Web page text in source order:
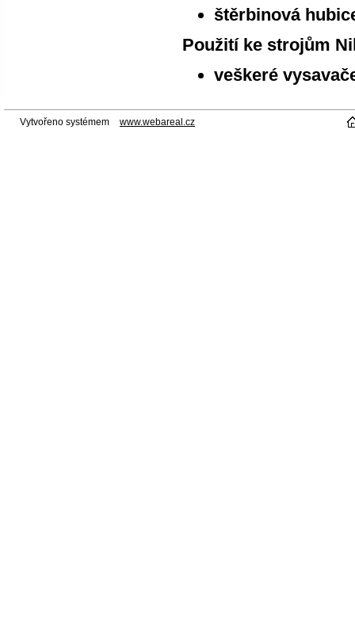
štěrbinová
Použití ke strojům
veškeré
Vytvořeno systémem www.webareal.cz